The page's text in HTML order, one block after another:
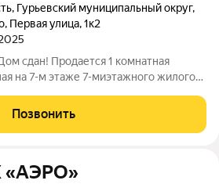
, Гурьевский муниципальный округ,
, Первая улица,1к2
сдан! Продается 1 комнатная
на 7-м этаже 7-миэтажного жилого
кухня- гостиная- 12,37 кв.м.
Позвонить
«АЭРО»